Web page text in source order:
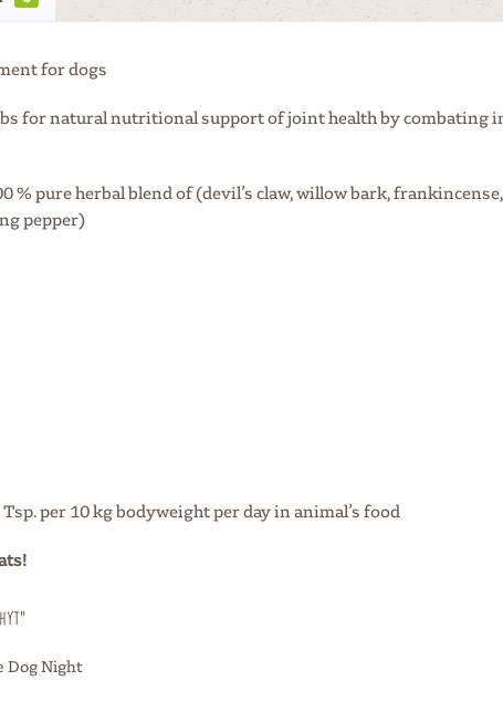
for dogs
for natural nutritional support of joint health by combating
% pure herbal blend of (devil’s claw, willow bark,
pepper)
per 10 kg bodyweight per day in animal’s food
Dog Night